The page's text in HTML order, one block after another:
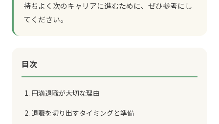
持ちよく次のキャリアに進むために、ぜひ参考にし
てください。
目次
1. 円満退職が大切な理由
2. 退職を切り出すタイミングと準備